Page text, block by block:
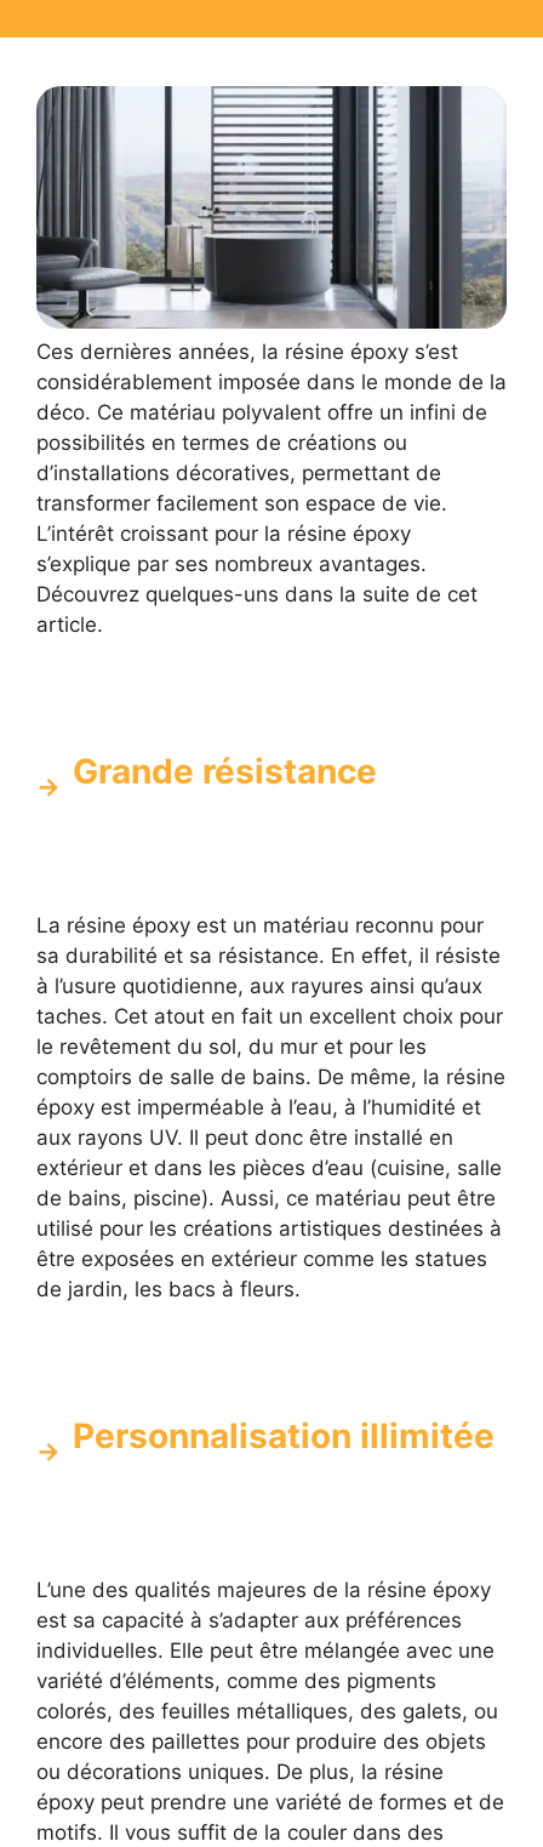
Ces dernières années, la résine époxy s’est
considérablement imposée dans le monde de la
déco. Ce matériau polyvalent offre un infini de
possibilités en termes de créations ou
d’installations décoratives, permettant de
transformer facilement son espace de vie.
L’intérêt croissant pour la résine époxy
s’explique par ses nombreux avantages.
Découvrez quelques-uns dans la suite de cet
article.
Grande résistance
La résine époxy est un matériau reconnu pour
sa durabilité et sa résistance. En effet, il résiste
à l’usure quotidienne, aux rayures ainsi qu’aux
taches. Cet atout en fait un excellent choix pour
le revêtement du sol, du mur et pour les
comptoirs de salle de bains. De même, la résine
époxy est imperméable à l’eau, à l’humidité et
aux rayons UV. Il peut donc être installé en
extérieur et dans les pièces d’eau (cuisine, salle
de bains, piscine). Aussi, ce matériau peut être
utilisé pour les créations artistiques destinées à
être exposées en extérieur comme les statues
de jardin, les bacs à fleurs.
Personnalisation illimitée
L’une des qualités majeures de la résine époxy
est sa capacité à s’adapter aux préférences
individuelles. Elle peut être mélangée avec une
variété d’éléments, comme des pigments
colorés, des feuilles métalliques, des galets, ou
encore des paillettes pour produire des objets
ou décorations uniques. De plus, la résine
époxy peut prendre une variété de formes et de
motifs. Il vous suffit de la couler dans des